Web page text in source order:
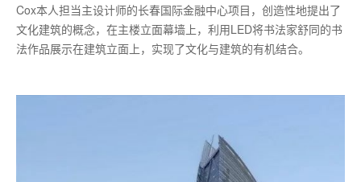
Cox本人担当主设计师的长春国际金融中心项目，创造性地提出了
文化建筑的概念，在主楼立面幕墙上，利用LED将书法家舒同的书
法作品展示在建筑立面上，实现了文化与建筑的有机结合。